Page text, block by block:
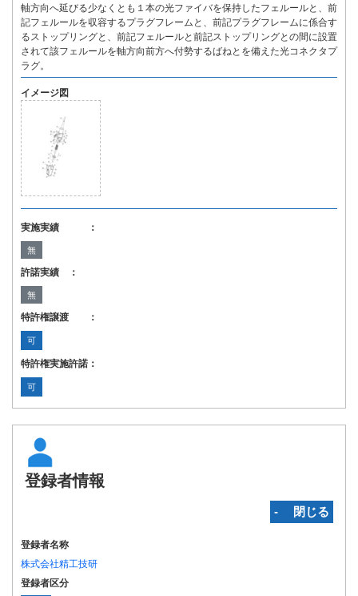
軸方向へ延びる少なくとも１本の光ファイバを保持したフェルールと、前
記フェルールを収容するプラグフレームと、前記プラグフレームに係合す
るストップリングと、前記フェルールと前記ストップリングとの間に設置
されて該フェルールを軸方向前方へ付勢するばねとを備えた光コネクタプ
ラグ。
イメージ図
実施実績 ：
無
許諾実績 ：
無
特許権譲渡 ：
可
特許権実施許諾：
可
登録者情報
‐ 閉じる
登録者名称
株式会社精工技研
登録者区分